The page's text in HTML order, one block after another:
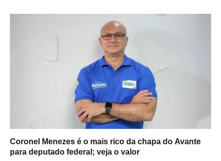
Coronel Menezes é o mais rico da chapa do Avante
para deputado federal; veja o valor